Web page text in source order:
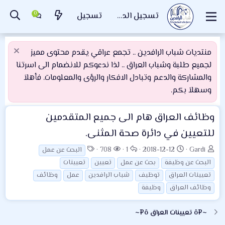
تسجيل الدخول تسجيل
منتديات شباب الرافدين .. تجمع عراقي يقدم محتوى مميز
لجميع طلبة وشباب العراق .. لذا ندعوكم للانضمام الى اسرتنا
والمشاركة والدعم وتبادل الافكار والرؤى والمعلومات. فأهلاَ
وسهلاَ بكم.
وظائف العراق هام الى جميع المتقدمين
للتعيين في دائرة صحة المثنى.
ب
ا
د
ئ
ا
م
Gardi
ت
ا
ر
ي
خ
ل
2018-12-12
ا
ل
ر
د
1
ا
ل
م
ش
708
ا
ل
و
س
البحث عن عمل
البحث عن وظيفة
بحث عن عمل تعيين
تعيينات
تعيينات العراق
توظيف شباب الرافدين عمل
وظائف
وظائف العراق
وظيفة
~¤ô تعيينات العراق ô¤~